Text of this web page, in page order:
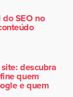
SEO no
descubra
quem
e quem